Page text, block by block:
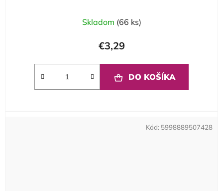
Skladom (66 ks)
€3,29
DO KOŠÍKA
Kód: 5998889507428